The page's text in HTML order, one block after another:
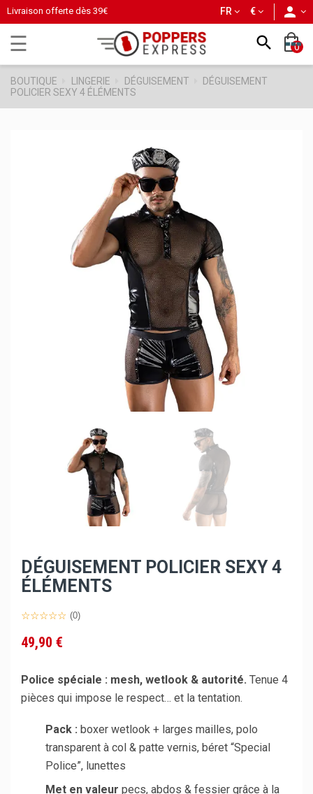
Livraison offerte dès 39€ €
FR
Basculer
la
navigation
☰  0
BOUTIQUE LINGERIE DÉGUISEMENT
DÉGUISEMENT
POLICIER SEXY 4 ÉLÉMENTS
DÉGUISEMENT POLICIER SEXY 4
ÉLÉMENTS
(0)
49,90 €
Police spéciale : mesh, wetlook & autorité. Tenue 4
pièces qui impose le respect… et la tentation.
Pack : boxer wetlook + larges mailles, polo
transparent à col & patte vernis, béret “Special
Police”, lunettes
Met en valeur pecs, abdos & fessier grâce à la